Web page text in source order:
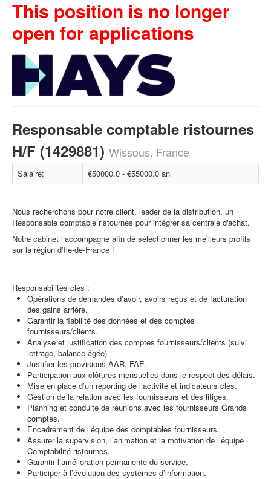
This position is no longer
open for applications
Responsable comptable ristournes
H/F (1429881) Wissous, France
Salaire: €50000.0 - €55000.0 an
Nous recherchons pour notre client, leader de la distribution, un
Responsable comptable ristournes pour intégrer sa centrale d'achat.
Notre cabinet l’accompagne afin de sélectionner les meilleurs profils
sur la région d’Ile-de-France !
Responsabilités clés :
Opérations de demandes d’avoir, avoirs reçus et de facturation
des gains arrière.
Garantir la fiabilité des données et des comptes
fournisseurs/clients.
Analyse et justification des comptes fournisseurs/clients (suivi
lettrage, balance âgée).
Justifier les provisions AAR, FAE.
Participation aux clôtures mensuelles dans le respect des délais.
Mise en place d’un reporting de l’activité et indicateurs clés.
Gestion de la relation avec les fournisseurs et des litiges.
Planning et conduite de réunions avec les fournisseurs Grands
comptes.
Encadrement de l’équipe des comptables fournisseurs.
Assurer la supervision, l’animation et la motivation de l’équipe
Comptabilité ristournes.
Garantir l’amélioration permanente du service.
Participer à l’évolution des systèmes d’information.